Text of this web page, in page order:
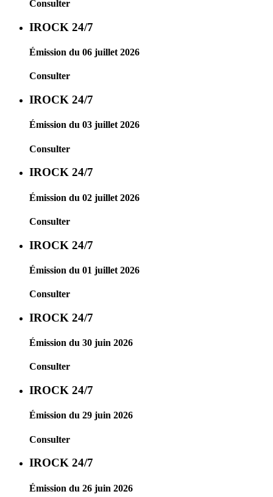
Consulter
IROCK 24/7
Émission du 06 juillet 2026
Consulter
IROCK 24/7
Émission du 03 juillet 2026
Consulter
IROCK 24/7
Émission du 02 juillet 2026
Consulter
IROCK 24/7
Émission du 01 juillet 2026
Consulter
IROCK 24/7
Émission du 30 juin 2026
Consulter
IROCK 24/7
Émission du 29 juin 2026
Consulter
IROCK 24/7
Émission du 26 juin 2026